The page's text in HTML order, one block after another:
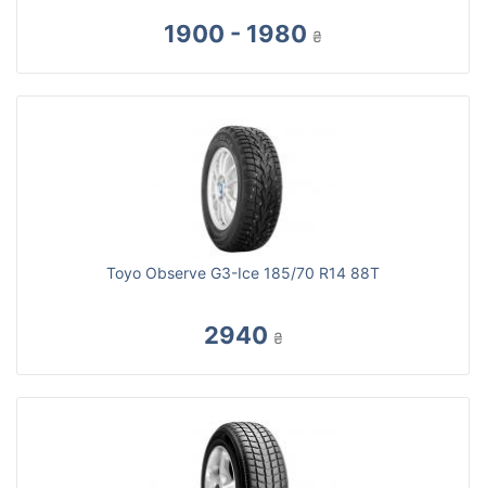
1900 - 1980 ₴
Toyo Observe G3-Ice 185/70 R14 88T
2940 ₴